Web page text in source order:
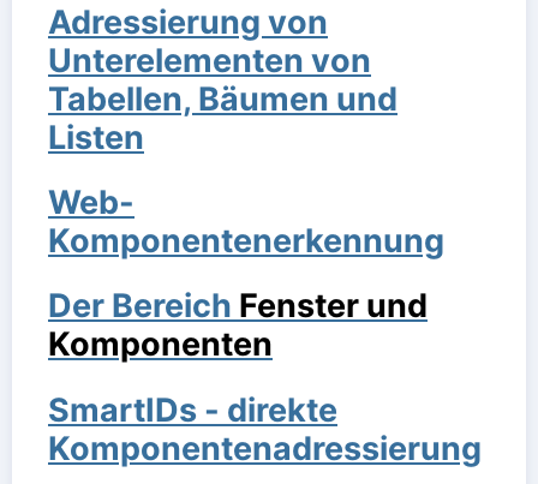
Adressierung von
Unterelementen von
Tabellen, Bäumen und
Listen
Web-
Komponentenerkennung
Der Bereich Fenster und
Komponenten
SmartIDs - direkte
Komponentenadressierung